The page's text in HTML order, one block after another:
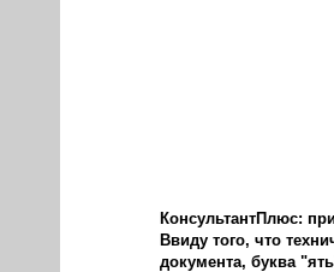
КонсультантПлюс:
Ввиду того, что
документа, буква